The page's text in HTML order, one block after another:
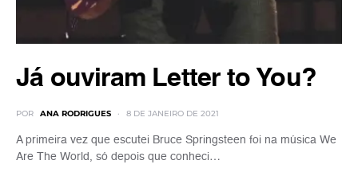
Já ouviram Letter to You?
POR ANA RODRIGUES 8 DE JANEIRO DE 2021
A primeira vez que escutei Bruce Springsteen foi na música We
Are The World, só depois que conheci…